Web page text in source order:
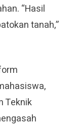
“Hasil
tanah,”
Teknik